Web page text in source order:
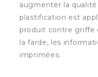
augmenter la
plastification est
produit contre griffe
la farde, les
imprimées.